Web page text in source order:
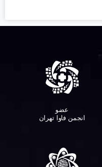
عضو
انجمن فاوا تهران